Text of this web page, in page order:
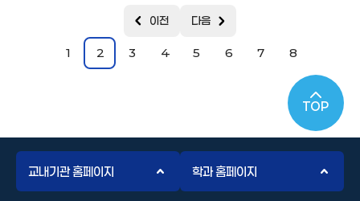
이전 다음
1 2 3 4 5 6 7 8
TOP
교내기관 홈페이지 학과 홈페이지